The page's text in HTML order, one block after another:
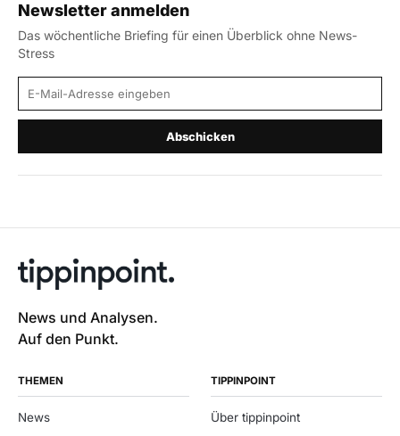
Newsletter anmelden
Das wöchentliche Briefing für einen Überblick ohne News-
Stress
E-Mail-Adresse
Abschicken
News und Analysen.
Auf den Punkt.
THEMEN
News
TIPPINPOINT
Über tippinpoint